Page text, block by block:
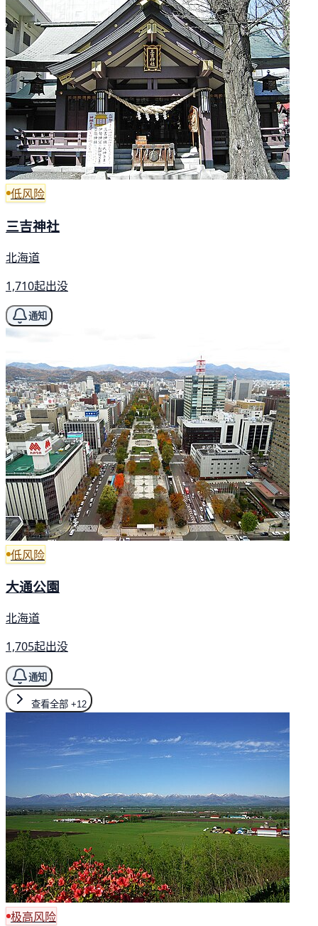
低风险
三吉神社
北海道
1,710起出没
通知
低风险
大通公園
北海道
1,705起出没
通知
查看全部 +12
极高风险